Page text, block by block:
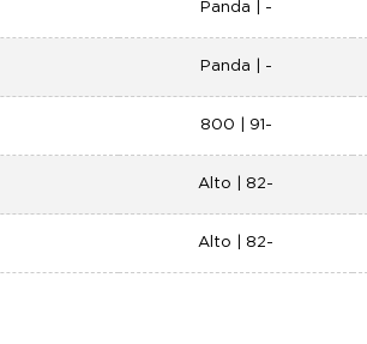
Panda | -
Panda | -
800 | 91-
Alto | 82-
Alto | 82-